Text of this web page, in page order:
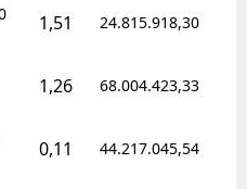
1,51 24.815.918,30
1,26 68.004.423,33
0,11 44.217.045,54